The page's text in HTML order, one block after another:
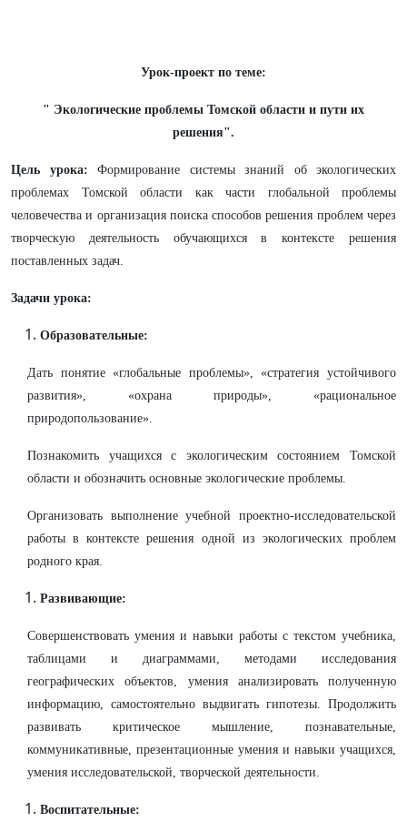
Урок-проект по теме:
" Экологические проблемы Томской области и пути их
решения".
Цель урока: Формирование системы знаний об экологических
проблемах Томской области как части глобальной проблемы
человечества и организация поиска способов решения проблем через
творческую деятельность обучающихся в контексте решения
поставленных задач.
Задачи урока:
Образовательные:
Дать понятие «глобальные проблемы», «стратегия устойчивого
развития», «охрана природы», «рациональное
природопользование».
Познакомить учащихся с экологическим состоянием Томской
области и обозначить основные экологические проблемы.
Организовать выполнение учебной проектно-исследовательской
работы в контексте решения одной из экологических проблем
родного края.
Развивающие:
Совершенствовать умения и навыки работы с текстом учебника,
таблицами и диаграммами, методами исследования
географических объектов, умения анализировать полученную
информацию, самостоятельно выдвигать гипотезы. Продолжить
развивать критическое мышление, познавательные,
коммуникативные, презентационные умения и навыки учащихся,
умения исследовательской, творческой деятельности.
Воспитательные: